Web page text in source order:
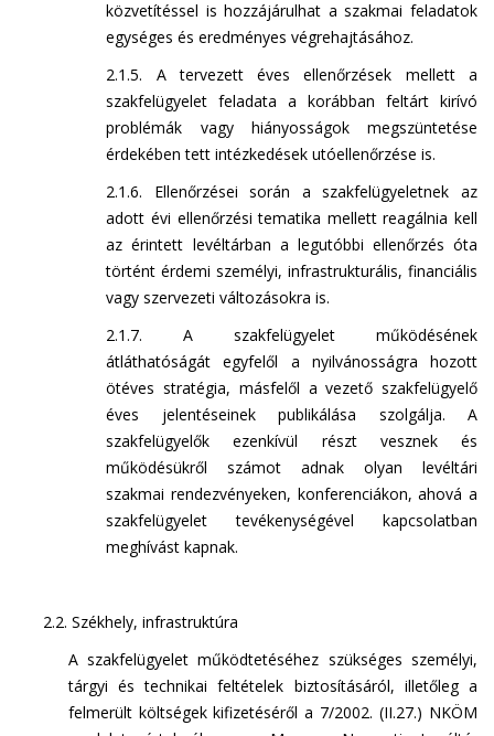
közvetítéssel is hozzájárulhat a szakmai feladatok
egységes és eredményes végrehajtásához.
2.1.5. A tervezett éves ellenőrzések mellett a
szakfelügyelet feladata a korábban feltárt kirívó
problémák vagy hiányosságok megszüntetése
érdekében tett intézkedések utóellenőrzése is.
2.1.6. Ellenőrzései során a szakfelügyeletnek az
adott évi ellenőrzési tematika mellett reagálnia kell
az érintett levéltárban a legutóbbi ellenőrzés óta
történt érdemi személyi, infrastrukturális, financiális
vagy szervezeti változásokra is.
2.1.7. A szakfelügyelet működésének
átláthatóságát egyfelől a nyilvánosságra hozott
ötéves stratégia, másfelől a vezető szakfelügyelő
éves jelentéseinek publikálása szolgálja. A
szakfelügyelők ezenkívül részt vesznek és
működésükről számot adnak olyan levéltári
szakmai rendezvényeken, konferenciákon, ahová a
szakfelügyelet tevékenységével kapcsolatban
meghívást kapnak.
2.2. Székhely, infrastruktúra
A szakfelügyelet működtetéséhez szükséges személyi,
tárgyi és technikai feltételek biztosításáról, illetőleg a
felmerült költségek kifizetéséről a 7/2002. (II.27.) NKÖM